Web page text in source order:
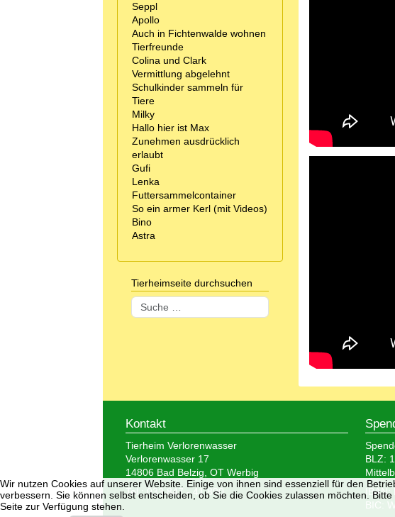
Seppl
Apollo
Auch in Fichtenwalde wohnen
Tierfreunde
Colina und Clark
Vermittlung abgelehnt
Schulkinder sammeln für
Tiere
Milky
Hallo hier ist Max
Zunehmen ausdrücklich
erlaubt
Gufi
Lenka
Futtersammelcontainer
So ein armer Kerl (mit Videos)
Bino
Astra
Tierheimseite durchsuchen
Suchen
Kontakt
Tierheim Verlorenwasser
Verlorenwasser 17
14806 Bad Belzig, OT Werbig
Tel.: 033 847 - 41 890
BLZ:
IBAN:
BIC:
Wir nutzen Cookies auf unserer Website. Einige von ihnen sind essenziell für den
verbessern. Sie können selbst entscheiden, ob Sie die Cookies zulassen möchten.
Seite zur Verfügung stehen.